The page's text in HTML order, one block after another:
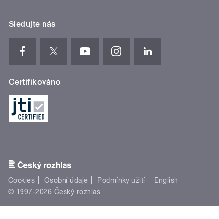
Sledujte nás
Certifikováno
Cookies Osobní údaje Podmínky užití
English
© 1997-2026 Český rozhlas